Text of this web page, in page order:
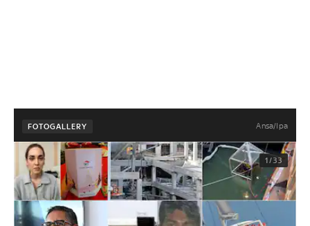
FOTOGALLERY Ansa/Ipa
1/33